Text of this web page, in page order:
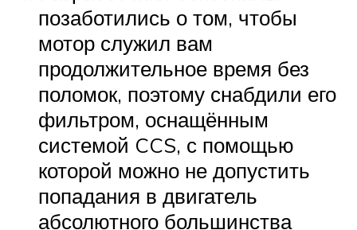
позаботились о том, чтобы
мотор служил вам
продолжительное время без
поломок, поэтому снабдили его
фильтром, оснащённым
системой CCS, с помощью
которой можно не допустить
попадания в двигатель
абсолютного большинства